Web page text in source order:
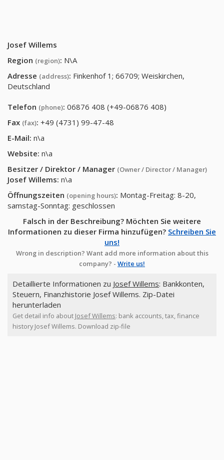
Josef Willems
Region (region): N\A
Adresse (address): Finkenhof 1; 66709; Weiskirchen,
Deutschland
Telefon (phone): 06876 408 (+49-06876 408)
Fax (fax): +49 (4731) 99-47-48
E-Mail: n\a
Website: n\a
Besitzer / Direktor / Manager (Owner / Director / Manager)
Josef Willems: n\a
Öffnungszeiten (opening hours): Montag-Freitag: 8-20,
samstag-Sonntag: geschlossen
Falsch in der Beschreibung? Möchten Sie weitere
Informationen zu dieser Firma hinzufügen? Schreiben Sie
uns!
Wrong in description? Want add more information about this
company? - Write us!
Detaillierte Informationen zu Josef Willems: Bankkonten,
Steuern, Finanzhistorie Josef Willems. Zip-Datei
herunterladen
Get detail info about Josef Willems: bank accounts, tax, finance
history Josef Willems. Download zip-file